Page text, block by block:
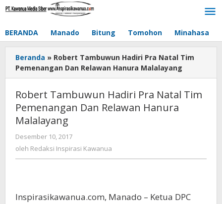
Lewati
BERANDA Manado Bitung Tomohon Minahasa
Beranda » Robert Tambuwun Hadiri Pra Natal Tim
Pemenangan Dan Relawan Hanura Malalayang
Robert Tambuwun Hadiri Pra Natal Tim
Pemenangan Dan Relawan Hanura
Malalayang
Desember 10, 2017
Redaksi
oleh Redaksi Inspirasi Kawanua
Inspirasikawanua.com, Manado – Ketua DPC